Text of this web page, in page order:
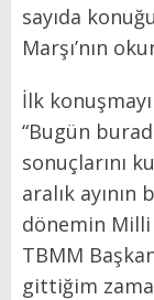
sayıda
Marşı’nın
İlk
“Bugün
sonuçlarını
aralık ayının
dönemin Milli
TBMM
gittiğim